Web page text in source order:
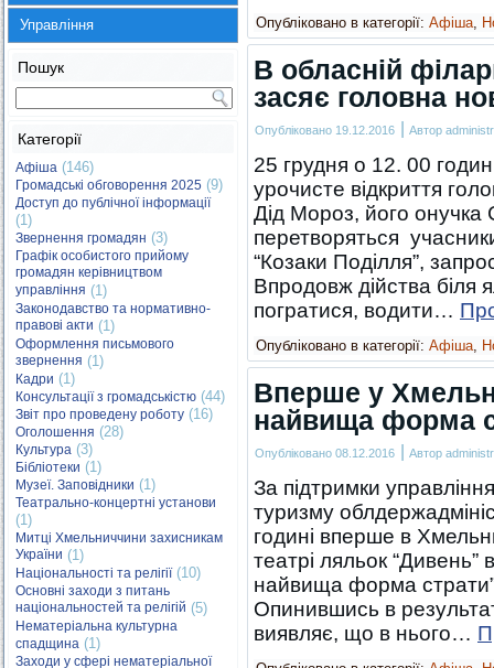
Управління
Пошук
Категорії
Афіша (146)
Громадські обговорення 2025 (9)
Доступ до публічної інформації
(1)
Звернення громадян (3)
Графік особистого прийому
громадян керівництвом
управління (1)
Законодавство та нормативно-
правові акти (1)
Оформлення письмового
звернення (1)
Кадри (1)
Консультації з громадськістю (44)
Звіт про проведену роботу (16)
Оголошення (28)
Культура (3)
Бібліотеки (1)
Музеї. Заповідники (1)
Театрально-концертні установи
(1)
Митці Хмельниччини захисникам
України (1)
Національності та релігії(10)
Основні заходи з питань
національностей та релігій (5)
Нематеріальна культурна
спадщина (1)
Заходи у сфері нематеріальної
Опубліковано в категорії: Афіша,
В обласній
засяє головна
Опубліковано 19.12.2016 | Автор
25 грудня о 12. 00
урочисте відкриття
Дід Мороз, його онучка
перетворяться
“Козаки Поділля”,
Впродовж дійства біля
погратися, водити…
Опубліковано в категорії: Афіша,
Вперше у
найвища форма
Опубліковано 08.12.2016 | Автор
За підтримки
туризму
годині вперше в
театрі ляльок “Дивень”
найвища форма
Опинившись в
виявляє, що в нього…